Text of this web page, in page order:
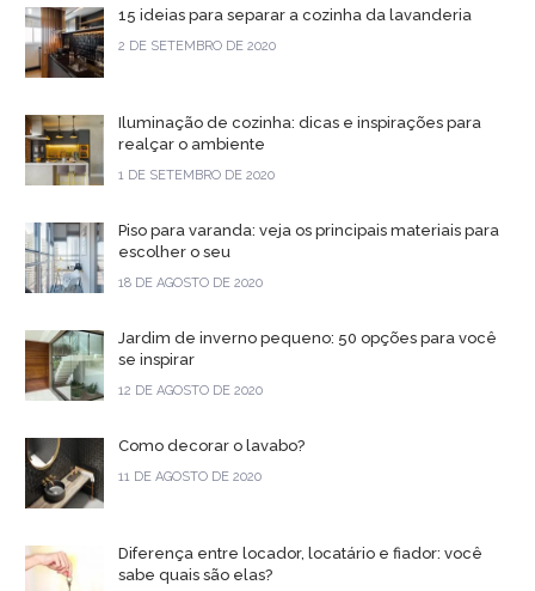
15 ideias para separar a cozinha da lavanderia
2 DE SETEMBRO DE 2020
Iluminação de cozinha: dicas e inspirações para
realçar o ambiente
1 DE SETEMBRO DE 2020
Piso para varanda: veja os principais materiais para
escolher o seu
18 DE AGOSTO DE 2020
Jardim de inverno pequeno: 50 opções para você
se inspirar
12 DE AGOSTO DE 2020
Como decorar o lavabo?
11 DE AGOSTO DE 2020
Diferença entre locador, locatário e fiador: você
sabe quais são elas?